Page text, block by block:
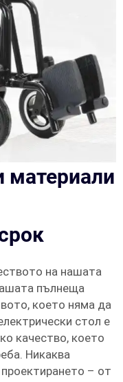
материали
на нашата
пълнеща
което няма да
стол е
качество, което
Никаква
– от